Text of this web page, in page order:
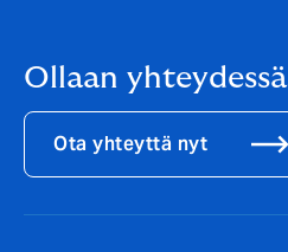
Ollaan yhteydessä
Ota yhteyttä nyt